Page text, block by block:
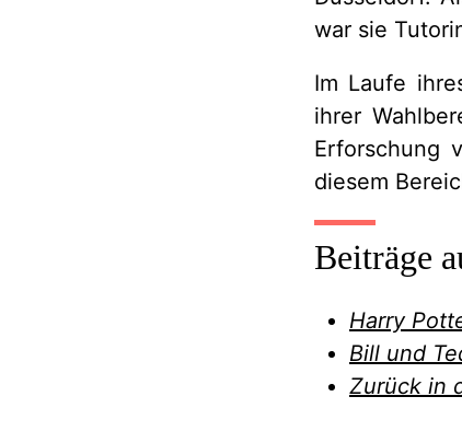
war sie
Im Laufe
ihrer
Erforschung
diesem
Beiträge
Harry
Bill und
Zurück in